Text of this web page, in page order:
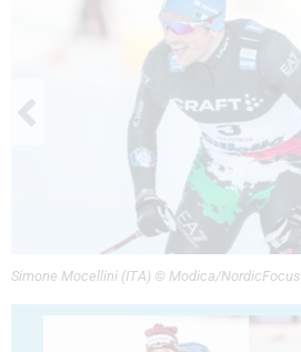
Simone Mocellini (ITA) © Modica/NordicFocus